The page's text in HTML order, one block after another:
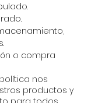
o compra
nos
productos y